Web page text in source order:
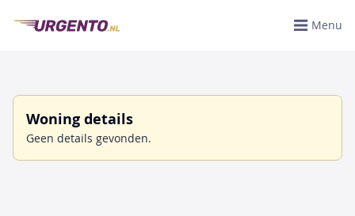
Menu
Woning details
Geen details gevonden.